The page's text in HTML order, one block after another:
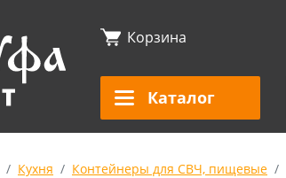
Корзина
Каталог
Кухня Контейнеры для СВЧ, пищевые